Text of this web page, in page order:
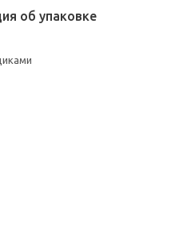
об упаковке